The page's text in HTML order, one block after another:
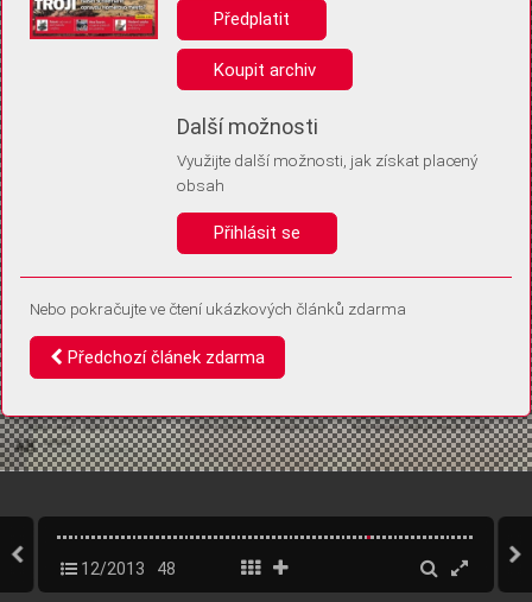
uložením volitelných informací:
Anonymní unikátní ID
Díky němu příště poznáme, že se jedná o stejné zařízení, a
Identifikátor je zcela anonymní.
Vaše souhlasy a odmítnutí si ukládáme do vašeho zařízení, abychom se
vás už příště znovu neptali. Můžete je kdykoli později upravit ve Správě
12/2013 48
Předplatit
Koupit archiv
Další možnosti
Využijte další možnosti, jak získat placený
obsah
Přihlásit se
Nebo pokračujte ve čtení ukázkových článků zdarma
Předchozí článek zdarma